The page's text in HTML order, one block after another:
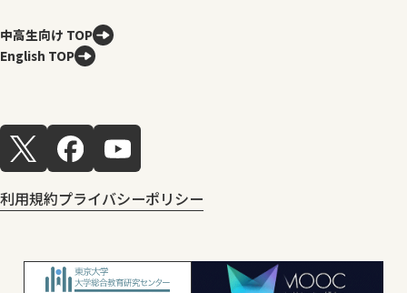
中高生向け TOP
English TOP
利用規約プライバシーポリシー